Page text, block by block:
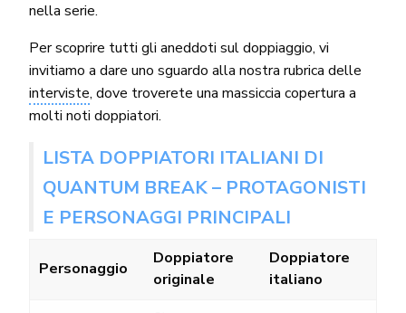
nella serie.
Per scoprire tutti gli aneddoti sul doppiaggio, vi
invitiamo a dare uno sguardo alla nostra rubrica delle
interviste, dove troverete una massiccia copertura a
molti noti doppiatori.
LISTA DOPPIATORI ITALIANI DI
QUANTUM BREAK – PROTAGONISTI
E PERSONAGGI PRINCIPALI
Personaggio
Doppiatore
originale
Doppiatore
italiano